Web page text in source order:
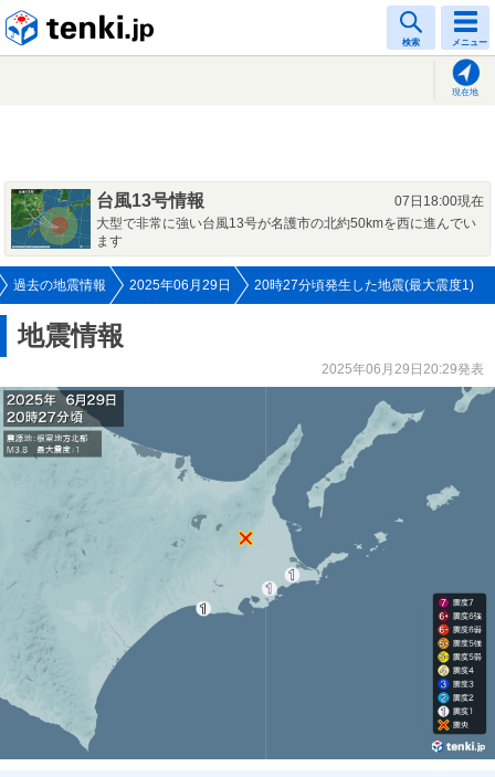
検索 メニュー
現在地
台風13号情報
07日18:00現在
大型で非常に強い台風13号が名護市の北約50kmを西に進んでい
ます
過去の地震情報 2025年06月29日 20時27分頃発生した地震(最大震度1)
地震情報
2025年06月29日20:29発表